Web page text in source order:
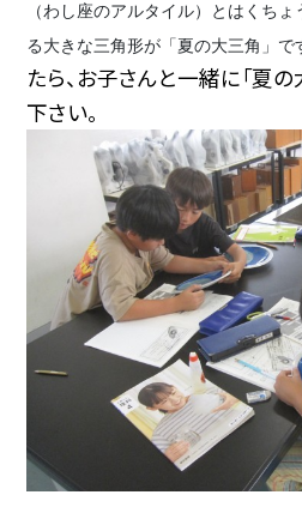
（わし座のアルタイル）とはくち
る大きな三角形が「夏の大三角」で
たら、お子さんと一緒に「夏
下さい。